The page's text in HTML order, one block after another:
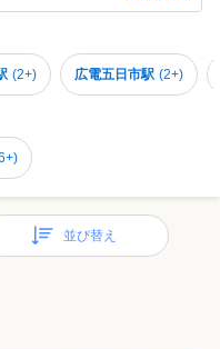
(2+) 広電五日市駅 (2+)
)
並び替え